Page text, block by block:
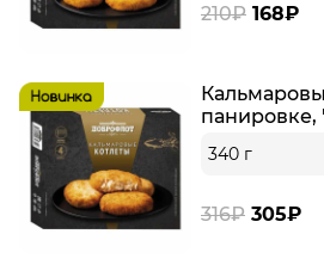
210₽ 168₽
340 г
316₽ 305₽